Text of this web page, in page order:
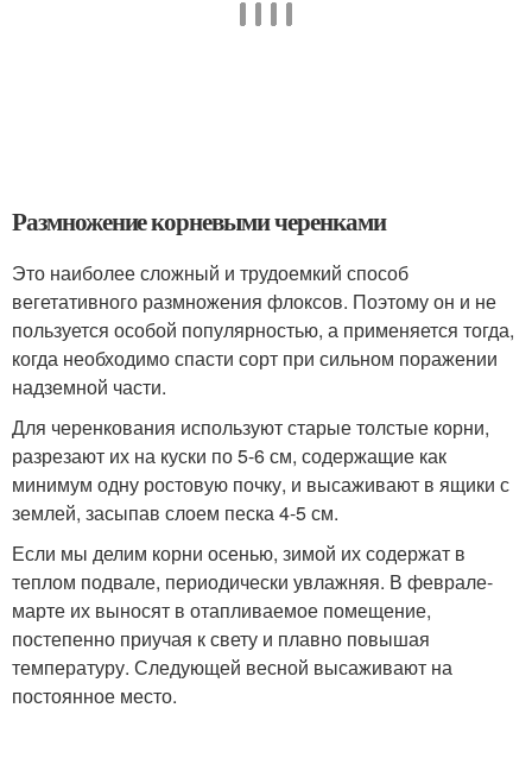
Размножение корневыми черенками
Это наиболее сложный и трудоемкий способ
вегетативного размножения флоксов. Поэтому он и не
пользуется особой популярностью, а применяется тогда,
когда необходимо спасти сорт при сильном поражении
надземной части.
Для черенкования используют старые толстые корни,
разрезают их на куски по 5-6 см, содержащие как
минимум одну ростовую почку, и высаживают в ящики с
землей, засыпав слоем песка 4-5 см.
Если мы делим корни осенью, зимой их содержат в
теплом подвале, периодически увлажняя. В феврале-
марте их выносят в отапливаемое помещение,
постепенно приучая к свету и плавно повышая
температуру. Следующей весной высаживают на
постоянное место.